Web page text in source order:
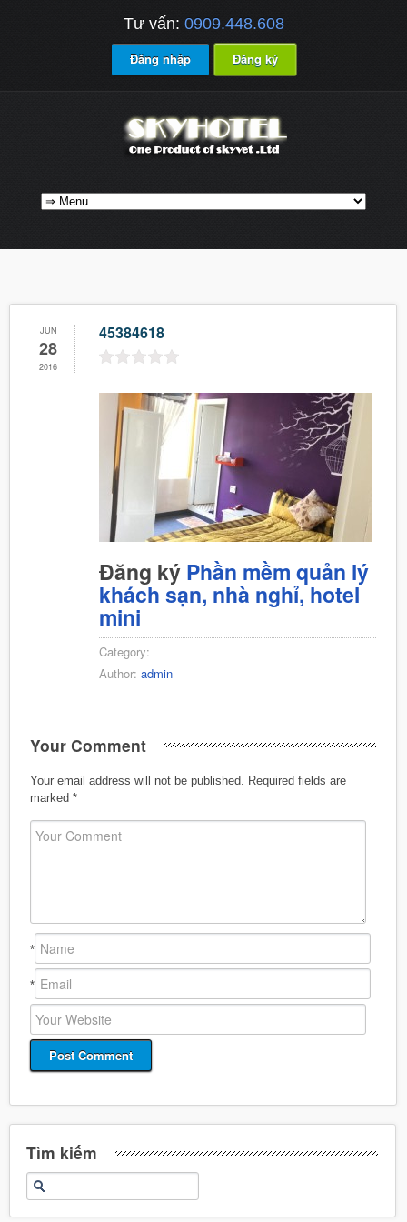
Tư vấn: 0909.448.608
Đăng nhập Đăng ký
JUN
28
2016
45384618
Đăng ký Phần mềm quản lý
khách sạn, nhà nghỉ, hotel
mini
Category:
Author: admin
Your Comment
Your email address will not be published.
Required fields are
marked *
*
*
Tìm kiếm